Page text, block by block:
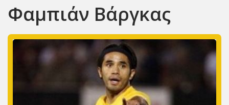
Φαμπιάν Βάργκας